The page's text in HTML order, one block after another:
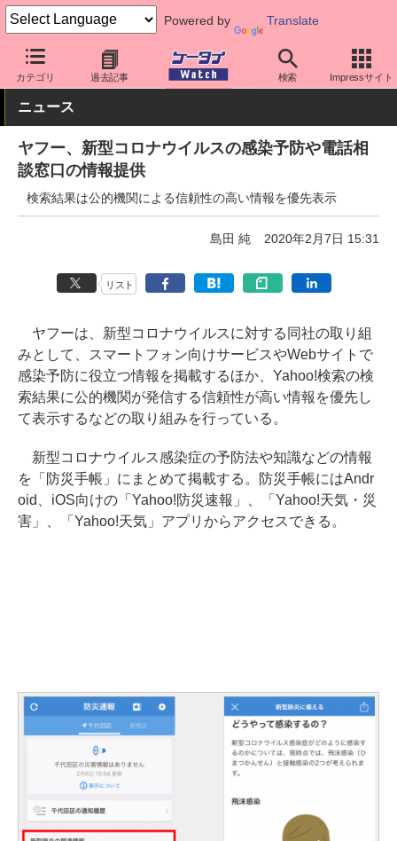
Powered by Translate
カテゴリ 過去記事 検索 Impressサイト
ケータイ Watch 業界動向 災害・防災
ニュース
ヤフー、新型コロナウイルスの感染予防や電話相
談窓口の情報提供
検索結果は公的機関による信頼性の高い情報を優先表示
島田 純 2020年2月7日 15:31
リスト
ヤフーは、新型コロナウイルスに対する同社の取り組
みとして、スマートフォン向けサービスやWebサイトで
感染予防に役立つ情報を掲載するほか、Yahoo!検索の検
索結果に公的機関が発信する信頼性が高い情報を優先し
て表示するなどの取り組みを行っている。
新型コロナウイルス感染症の予防法や知識などの情報
を「防災手帳」にまとめて掲載する。防災手帳にはAndr
oid、iOS向けの「Yahoo!防災速報」、「Yahoo!天気・災
害」、「Yahoo!天気」アプリからアクセスできる。